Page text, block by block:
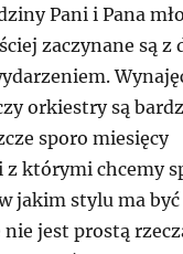
Pani i Pana
zaczynane są z
orkiestry są
sporo miesięcy
z którymi chcemy
jakim stylu ma być
jest prostą